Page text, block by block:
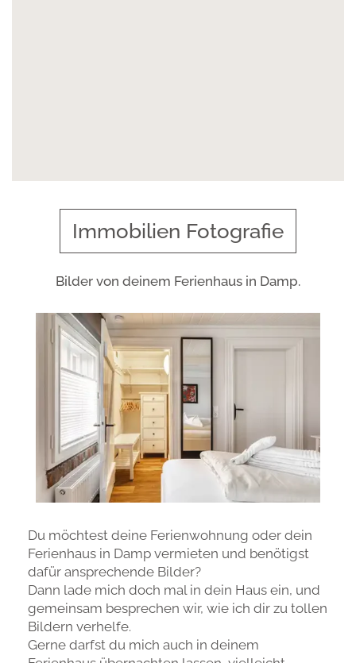
Immobilien Fotografie
Bilder von deinem Ferienhaus in Damp.
Du möchtest deine Ferienwohnung oder dein
Ferienhaus in Damp vermieten und benötigst
dafür ansprechende Bilder?
Dann lade mich doch mal in dein Haus ein, und
gemeinsam besprechen wir, wie ich dir zu tollen
Bildern verhelfe.
Gerne darfst du mich auch in deinem